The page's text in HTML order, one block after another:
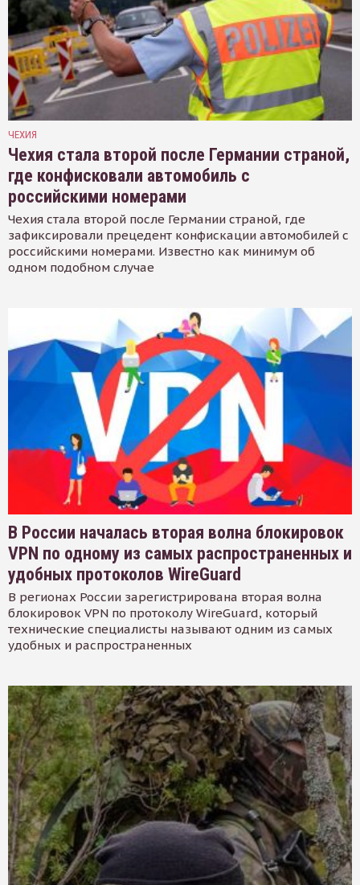
ЧЕХИЯ
Чехия стала второй после Германии страной,
где конфисковали автомобиль с
российскими номерами
Чехия стала второй после Германии страной, где
зафиксировали прецедент конфискации автомобилей с
российскими номерами. Известно как минимум об
одном подобном случае
В России началась вторая волна блокировок
VPN по одному из самых распространенных и
удобных протоколов WireGuard
В регионах России зарегистрирована вторая волна
блокировок VPN по протоколу WireGuard, который
технические специалисты называют одним из самых
удобных и распространенных